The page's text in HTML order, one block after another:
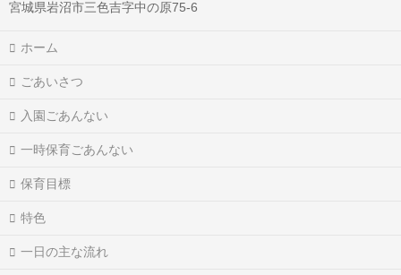
宮城県岩沼市三色吉字中の原75-6
ホーム
ごあいさつ
入園ごあんない
一時保育ごあんない
保育目標
特色
一日の主な流れ